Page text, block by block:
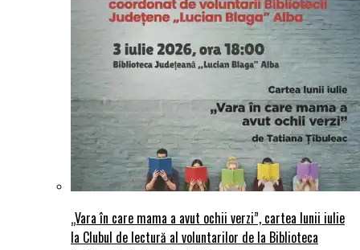
„Vara în care mama a avut ochii verzi”, cartea lunii iulie
la Clubul de lectură al voluntarilor de la Biblioteca